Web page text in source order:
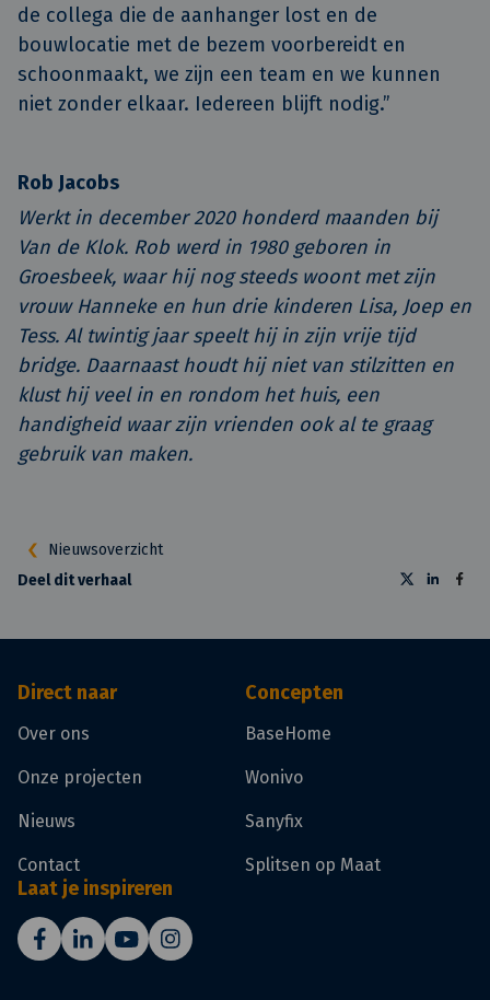
de collega die de aanhanger lost en de
bouwlocatie met de bezem voorbereidt en
schoonmaakt, we zijn een team en we kunnen
niet zonder elkaar. Iedereen blijft nodig.”
Rob Jacobs
Werkt in december 2020 honderd maanden bij
Van de Klok. Rob werd in 1980 geboren in
Groesbeek, waar hij nog steeds woont met zijn
vrouw Hanneke en hun drie kinderen Lisa, Joep en
Tess. Al twintig jaar speelt hij in zijn vrije tijd
bridge. Daarnaast houdt hij niet van stilzitten en
klust hij veel in en rondom het huis, een
handigheid waar zijn vrienden ook al te graag
gebruik van maken.
Nieuwsoverzicht
Deel dit verhaal
Direct naar
Over ons
Onze projecten
Nieuws
Contact
Concepten
BaseHome
Wonivo
Sanyfix
Splitsen op Maat
Laat je inspireren